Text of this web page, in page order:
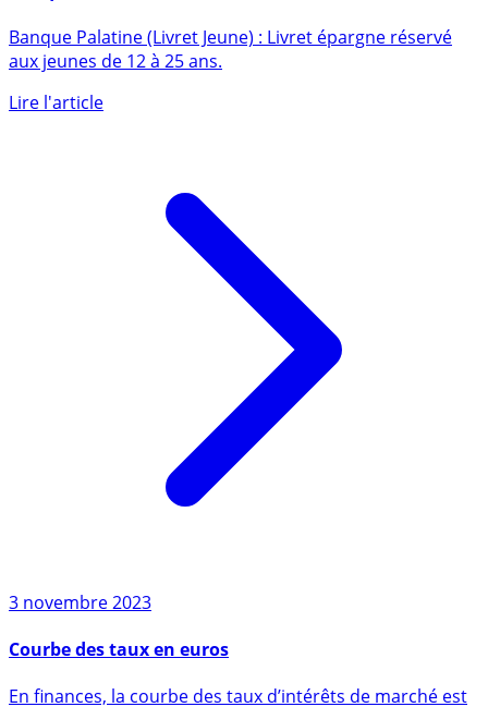
Banque Palatine
aux jeunes de 12 à 25 ans.
3 novembre 2023
Courbe des taux en euros